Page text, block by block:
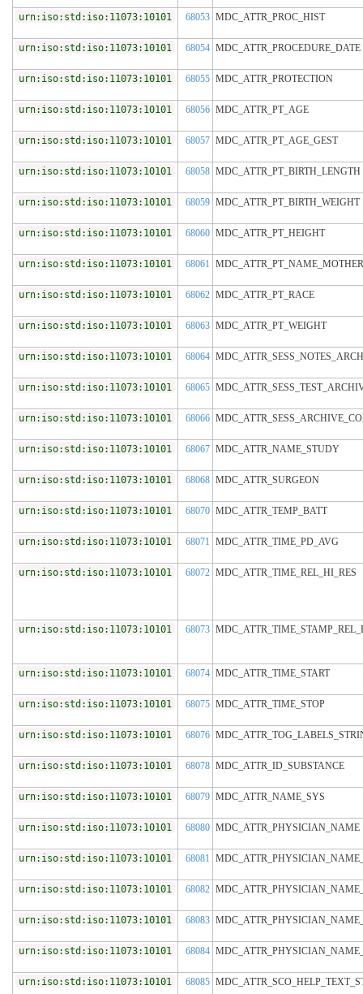
urn:iso:std:iso:11073:10101 68053 MDC_ATTR_PROC_HIST
urn:iso:std:iso:11073:10101 68054 MDC_ATTR_PROCEDURE_DATE
urn:iso:std:iso:11073:10101 68055 MDC_ATTR_PROTECTION
urn:iso:std:iso:11073:10101 68056 MDC_ATTR_PT_AGE
urn:iso:std:iso:11073:10101 68057 MDC_ATTR_PT_AGE_GEST
urn:iso:std:iso:11073:10101 68058 MDC_ATTR_PT_BIRTH_LENGTH
urn:iso:std:iso:11073:10101 68059 MDC_ATTR_PT_BIRTH_WEIGHT
urn:iso:std:iso:11073:10101 68060 MDC_ATTR_PT_HEIGHT
urn:iso:std:iso:11073:10101 68061 MDC_ATTR_PT_NAME_MOTHER
urn:iso:std:iso:11073:10101 68062 MDC_ATTR_PT_RACE
urn:iso:std:iso:11073:10101 68063 MDC_ATTR_PT_WEIGHT
urn:iso:std:iso:11073:10101 68064
urn:iso:std:iso:11073:10101 68065
urn:iso:std:iso:11073:10101 68066
urn:iso:std:iso:11073:10101 68067 MDC_ATTR_NAME_STUDY
urn:iso:std:iso:11073:10101 68068 MDC_ATTR_SURGEON
urn:iso:std:iso:11073:10101 68070 MDC_ATTR_TEMP_BATT
urn:iso:std:iso:11073:10101 68071 MDC_ATTR_TIME_PD_AVG
urn:iso:std:iso:11073:10101 68072 MDC_ATTR_TIME_REL_HI_RES
urn:iso:std:iso:11073:10101 68073
urn:iso:std:iso:11073:10101 68074 MDC_ATTR_TIME_START
urn:iso:std:iso:11073:10101 68075 MDC_ATTR_TIME_STOP
urn:iso:std:iso:11073:10101 68076
urn:iso:std:iso:11073:10101 68078 MDC_ATTR_ID_SUBSTANCE
urn:iso:std:iso:11073:10101 68079 MDC_ATTR_NAME_SYS
urn:iso:std:iso:11073:10101 68080 MDC_ATTR_PHYSICIAN_NAME
urn:iso:std:iso:11073:10101 68081
urn:iso:std:iso:11073:10101 68082
urn:iso:std:iso:11073:10101 68083
urn:iso:std:iso:11073:10101 68084
urn:iso:std:iso:11073:10101 68085